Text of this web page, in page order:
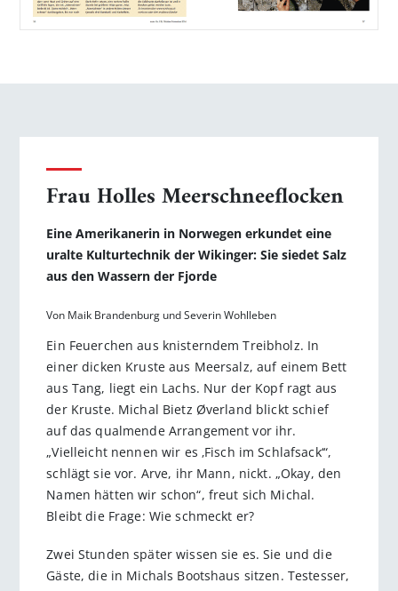
Frau Holles Meerschneeflocken
Eine Amerikanerin in Norwegen erkundet eine
uralte Kulturtechnik der Wikinger: Sie siedet Salz
aus den Wassern der Fjorde
Von Maik Brandenburg und Severin Wohlleben
Ein Feuerchen aus knisterndem Treibholz. In
einer dicken Kruste aus Meersalz, auf einem Bett
aus Tang, liegt ein Lachs. Nur der Kopf ragt aus
der Kruste. Michal Bietz Øverland blickt schief
auf das qualmende Arrangement vor ihr.
„Vielleicht nennen wir es ‚Fisch im Schlafsack‘“,
schlägt sie vor. Arve, ihr Mann, nickt. „Okay, den
Namen hätten wir schon“, freut sich Michal.
Bleibt die Frage: Wie schmeckt er?
Zwei Stunden später wissen sie es. Sie und die
Gäste, die in Michals Bootshaus sitzen. Testesser,